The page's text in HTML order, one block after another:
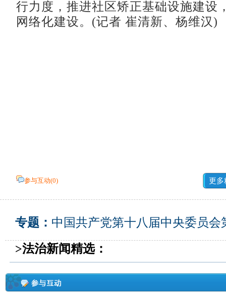
行力度，推进社区矫正基础设施建设
网络化建设。(记者 崔清新、杨维汉)
参与互动(0) 更多
专题： 中国共产党第十八届中央委员会
>法治新闻精选：